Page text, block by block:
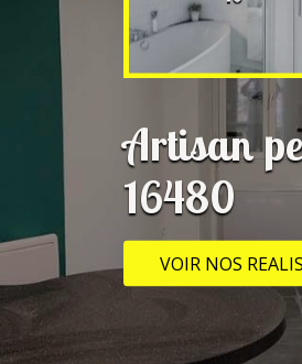
Artisan
16480
VOIR NOS